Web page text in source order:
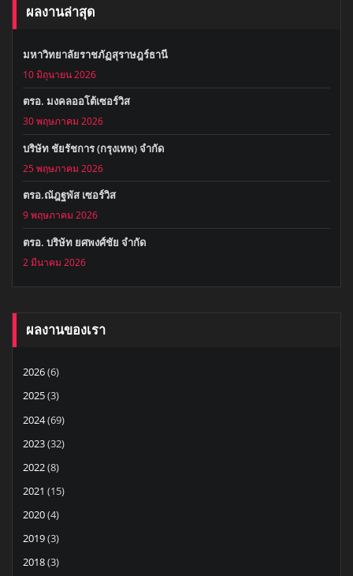
ผลงานล่าสุด
มหาวิทยาลัยราชภัฏสุราษฎร์ธานี
10 มิถุนายน 2026
ตรอ. มงคลออโต้เซอร์วิส
30 พฤษภาคม 2026
บริษัท ชัยรัชการ (กรุงเทพ) จำกัด
25 พฤษภาคม 2026
ตรอ.ณัฎฐพัส เซอร์วิส
9 พฤษภาคม 2026
ตรอ. บริษัท ยศพงศ์ชัย จำกัด
2 มีนาคม 2026
ผลงานของเรา
2026(6)
2025(3)
2024(69)
2023(32)
2022(8)
2021 (15)
2020(4)
2019(3)
2018(3)